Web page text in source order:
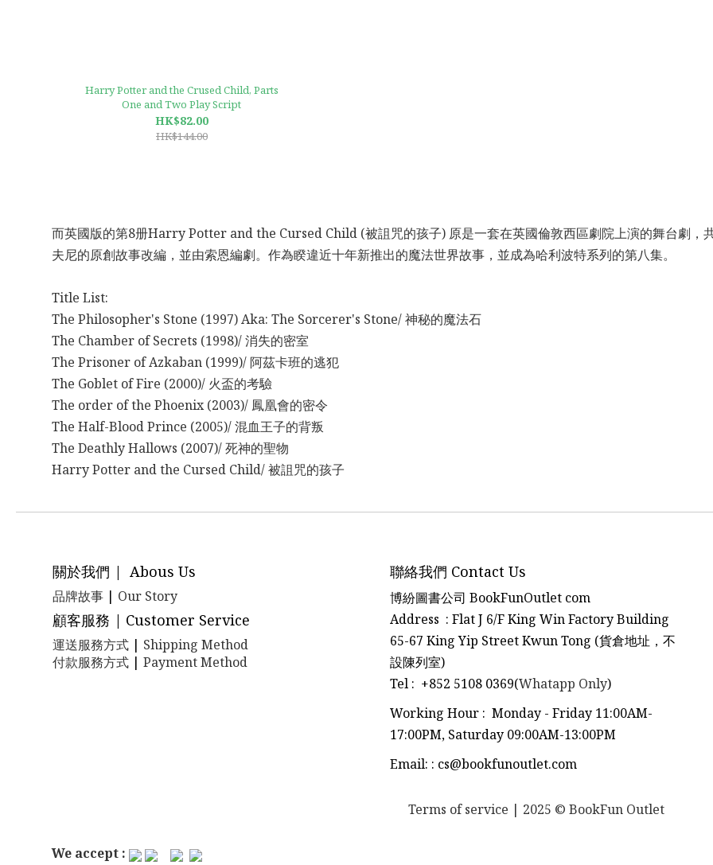
Harry Potter and the Crused Child, Parts
One and Two Play Script
HK$82.00
HK$144.00
而英國版的第8册Harry Potter and the Cursed Child (被詛咒的孩子) 原是一套在英國倫敦西區劇院上演的舞台劇，
夫尼的原創故事改編，並由索恩編劇。作為睽違近十年新推出的魔法世界故事，並成為哈利波特系列的第八集。
Title List:
The Philosopher's Stone (1997) Aka: The Sorcerer's Stone/ 神秘的魔法石
The Chamber of Secrets (1998)/ 消失的密室
The Prisoner of Azkaban (1999)/ 阿茲卡班的逃犯
The Goblet of Fire (2000)/ 火盃的考驗
The order of the Phoenix (2003)/ 鳳凰會的密令
The Half-Blood Prince (2005)/ 混血王子的背叛
The Deathly Hallows (2007)/ 死神的聖物
Harry Potter and the Cursed Child/ 被詛咒的孩子
關於我們 | Abous Us
品牌故事 | Our Story
顧客服務 | Customer Service
運送服務方式 | Shipping Method
付款服務方式 | Payment Method
聯絡我們 Contact Us
博紛圖書公司 BookFunOutlet com
Address : Flat J 6/F King Win Factory Building
65-67 King Yip Street Kwun Tong (貨倉地址，不
設陳列室)
Tel : +852 5108 0369(Whatapp Only)
Working Hour : Monday - Friday 11:00AM-
17:00PM, Saturday 09:00AM-13:00PM
Email: : cs@bookfunoutlet.com
Terms of service | 2025 © BookFun Outlet
We accept :